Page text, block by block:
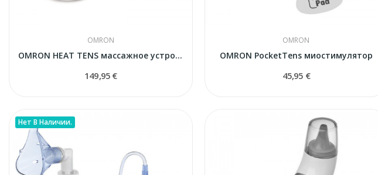
OMRON
OMRON HEAT TENS массажное устройство
149,95 €
OMRON
OMRON PocketTens миостимулятор
45,95 €
Нет В Наличии.